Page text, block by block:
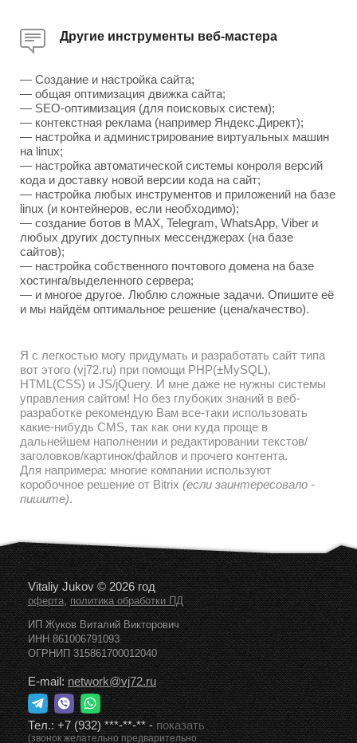
Другие инструменты веб-мастера
— Создание и настройка сайта;
— общая оптимизация движка сайта;
— SEO-оптимизация (для поисковых систем);
— контекстная реклама (например Яндекс.Директ);
— настройка и администрирование виртуальных машин
на linux;
— настройка автоматической системы конроля версий
кода и доставку новой версии кода на сайт;
— настройка любых инструментов и приложений на базе
linux (и контейнеров, если необходимо);
— создание ботов в MAX, Telegram, WhatsApp, Viber и
любых других доступных мессенджерах (на базе
сайтов);
— настройка собственного почтового домена на базе
хостинга/выделенного сервера;
— и многое другое. Люблю сложные задачи. Опишите её
и мы найдём оптимальное решение (цена/качество).
Я с легкостью могу придумать и разработать сайт типа
вот этого (vj72.ru) при помощи PHP(±MySQL),
HTML(CSS) и JS/jQuery. И мне даже не нужны системы
управления сайтом! Но без глубоких знаний в веб-
разработке рекомендую Вам все-таки использовать
какие-нибудь CMS, так как они куда проще в
дальнейшем наполнении и редактировании текстов/
заголовков/картинок/файлов и прочего контента.
Для напримера: многие компании используют
коробочное решение от Bitrix (если заинтересовало -
пишите).
Vitaliy Jukov © 2026 год
оферта,политика обработки ПД
ИП Жуков Виталий Викторович
ИНН 861006791093
ОГРНИП 315861700012040
E-mail:network@vj72.ru
Тел.:+7 (932) ***-**-**-показать
(звонок желательно предварительно